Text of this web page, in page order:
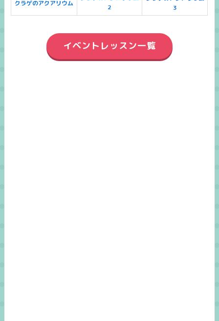
クラゲのアクアリウム
2
3
イベントレッスン一覧